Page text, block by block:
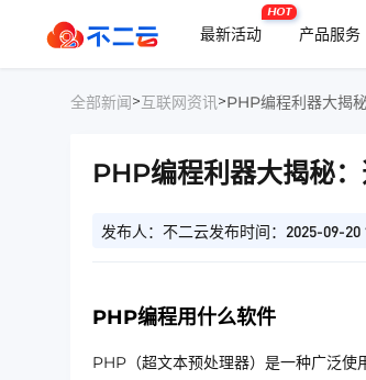
最新活动
HOT
产品服务
全部新闻>互联网资讯>PHP编程利器大揭
PHP编程利器大揭秘：
发布人：不二云发布时间：2025-09-20
PHP编程用什么软件
PHP（超文本预处理器）是一种广泛